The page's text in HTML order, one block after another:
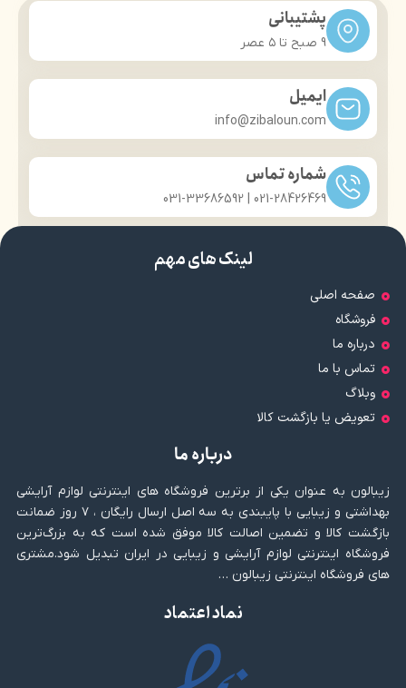
پشتیبانی
9 صبح تا ۵ عصر
ایمیل
info@zibaloun.com
شماره تماس
021-28426469 | 031-33686592
لینک های مهم
صفحه اصلی
فروشگاه
درباره ما
تماس با ما
وبلاگ
تعویض یا بازگشت کالا
درباره ما
زیبالون به عنوان یکی از برترین فروشگاه های اینترنتی لوازم آرایشی
بهداشتی و زیبایی با پایبندی به سه اصل ارسال رایگان ، ۷ روز ضمانت
بازگشت کالا و تضمین اصالت کالا موفق شده است که به بزرگ‌ترین
فروشگاه اینترنتی لوازم آرایشی و زیبایی در ایران تبدیل شود.مشتری
های فروشگاه اینترنتی زیبالون …
نماد اعتماد